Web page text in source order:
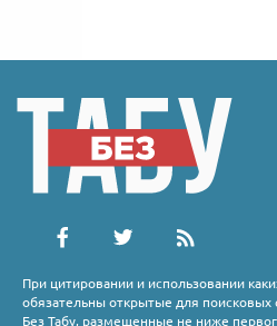
При цитировании и использовании
обязательны открытые для поисковых
Без Табу, размещенные не ниже